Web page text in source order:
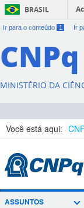
BRASIL
Ir para o conteúdo 1 Ir
CNPq
MINISTÉRIO DA
Você está aqui:
ASSUNTOS